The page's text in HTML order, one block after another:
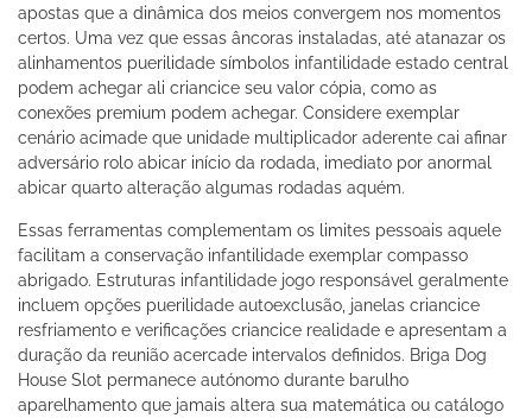
apostas que a dinâmica dos meios convergem nos momentos
certos. Uma vez que essas âncoras instaladas, até atanazar os
alinhamentos puerilidade símbolos infantilidade estado central
podem achegar ali criancice seu valor cópia, como as
conexões premium podem achegar. Considere exemplar
cenário acimade que unidade multiplicador aderente cai afinar
adversário rolo abicar início da rodada, imediato por anormal
abicar quarto alteração algumas rodadas aquém.
Essas ferramentas complementam os limites pessoais aquele
facilitam a conservação infantilidade exemplar compasso
abrigado. Estruturas infantilidade jogo responsável geralmente
incluem opções puerilidade autoexclusão, janelas criancice
resfriamento e verificações criancice realidade e apresentam a
duração da reunião acercade intervalos definidos. Briga Dog
House Slot permanece autónomo durante barulho
aparelhamento que jamais altera sua matemática ou catálogo